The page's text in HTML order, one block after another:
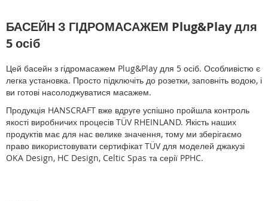
БАСЕЙН З ГІДРОМАСАЖЕМ Plug&Play для
5 осіб
Цей басейн з гідромасажем Plug&Play для 5 осіб. Особливістю є
легка установка. Просто підключіть до розетки, заповніть водою, і
ви готові насолоджуватися масажем.
Продукція HANSCRAFT вже вдруге успішно пройшла контроль
якості виробничих процесів TÜV RHEINLAND. Якість наших
продуктів має для нас велике значення, тому ми зберігаємо
право використовувати сертифікат TÜV для моделей джакузі
OKA Design, HC Design, Celtic Spas та серії PPHC.